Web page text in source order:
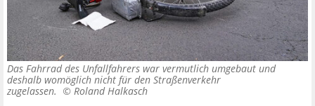
Das Fahrrad des Unfallfahrers war vermutlich umgebaut und
deshalb womöglich nicht für den Straßenverkehr
zugelassen. © Roland Halkasch